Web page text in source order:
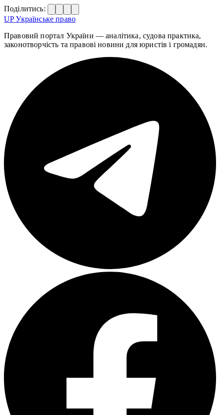
Поділитись:
UPУкраїнське право
Правовий портал України — аналітика, судова практика,
законотворчість та правові новини для юристів і громадян.